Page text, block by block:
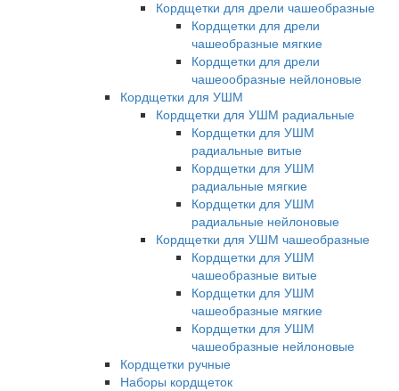
Кордщетки для дрели чашеобразные
Кордщетки для дрели
чашеобразные мягкие
Кордщетки для дрели
чашеообразные нейлоновые
Кордщетки для УШМ
Кордщетки для УШМ радиальные
Кордщетки для УШМ
радиальные витые
Кордщетки для УШМ
радиальные мягкие
Кордщетки для УШМ
радиальные нейлоновые
Кордщетки для УШМ чашеобразные
Кордщетки для УШМ
чашеобразные витые
Кордщетки для УШМ
чашеобразные мягкие
Кордщетки для УШМ
чашеобразные нейлоновые
Кордщетки ручные
Наборы кордщеток